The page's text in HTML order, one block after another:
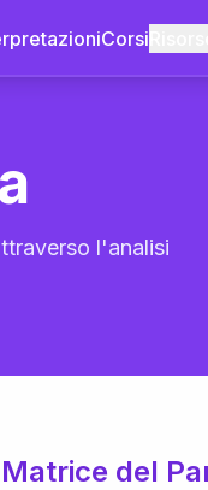
Corsi
l'analisi
Matrice del